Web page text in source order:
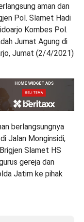
aman dan
Pol. Slamet Hadi
Kombes Pol.
Jumat Agung di
Jumat (2/4/2021)
berlangsungnya
Jalan Monginsidi,
Slamet HS
gereja dan
Jatim ke pihak